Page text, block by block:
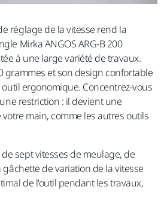
réglage de la vitesse rend la
Mirka ANGOS ARG-B 200
à une large variété de travaux.
grammes et son design confortable
ergonomique. Concentrez-vous
restriction : il devient une
main, comme les autres outils
sept vitesses de meulage, de
gâchette de variation de la vitesse
de l'outil pendant les travaux,